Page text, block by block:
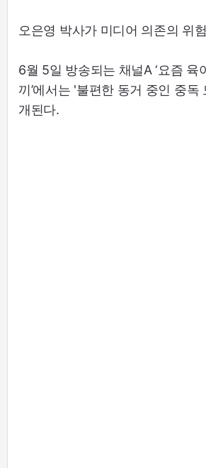
오은영 박사가 미디어 의존의 위
6월 5일 방송되는 채널A ‘요즘 육
끼’에서는 '불편한 동거 중인 중독
개된다.